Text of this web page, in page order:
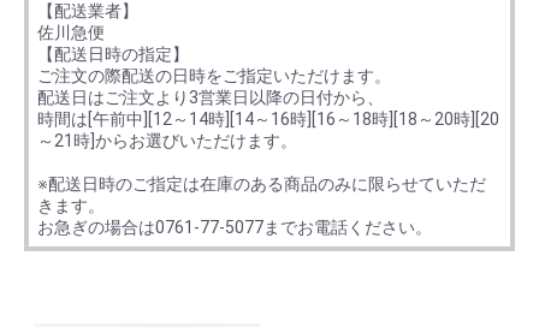
【配送業者】
佐川急便
【配送日時の指定】
ご注文の際配送の日時をご指定いただけます。
配送日はご注文より3営業日以降の日付から、
時間は[午前中][12～14時][14～16時][16～18時][18～20時][20
～21時]からお選びいただけます。
※配送日時のご指定は在庫のある商品のみに限らせていただ
きます。
お急ぎの場合は0761-77-5077までお電話ください。